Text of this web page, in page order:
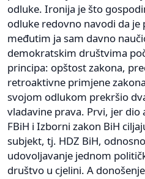
odluke. Ironija je što
odluke redovno navodi da je
međutim ja sam davno
demokratskim društvima
principa: opštost zakona,
retroaktivne primjene
svojom odlukom prekršio
vladavine prava. Prvi, jer dio
FBiH i Izborni zakon BiH
subjekt, tj. HDZ BiH,
udovoljavanje jednom
društvo u cjelini. A